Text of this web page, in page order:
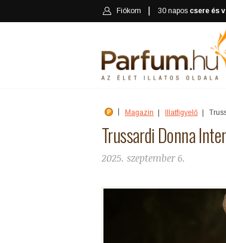
Fiókom 30 napos csere és
Magazin Illatfigyelő
Trussardi Donna
2025. szeptember 6.